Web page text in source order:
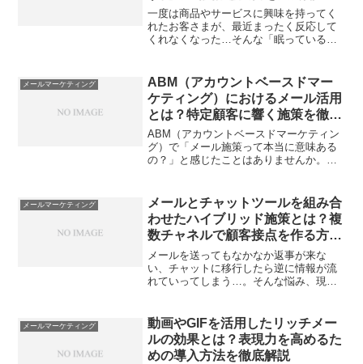
一度は商品やサービスに興味を持ってく
れたお客さまが、最近まったく反応して
くれなくなった…そんな「眠っている」
いきがちですが、本当に伸ばしたいな
ら、今いるお客さまとの再接...
メールマーケティング
ABM（アカウントベースドマー
ケティング）におけるメール活用
とは？特定顧客に響く施策を徹底
解説
ABM（アカウントベースドマーケティン
グ）で「メール施策って本当に意味ある
の？」と感じたことはありませんか。実
方的な配信になっていたり…なかなか思
うような反応が得られな...
メールマーケティング
メールとチャットツールを組み合
わせたハイブリッド施策とは？複
数チャネルで顧客接点を作る方法
を大公開
メールを送ってもなかなか返事が来な
い、チャットに移行したら逆に情報が流
れていってしまう…。そんな悩み、現場
ブリッドなコミュニケーションが注目を
集めています。でも、どうや...
メールマーケティング
動画やGIFを活用したリッチメー
ルの効果とは？表現力を高めるた
めの導入方法を徹底解説